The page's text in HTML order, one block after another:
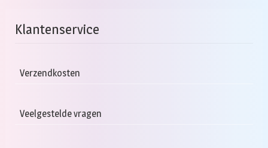
Klantenservice
Verzendkosten
Veelgestelde vragen